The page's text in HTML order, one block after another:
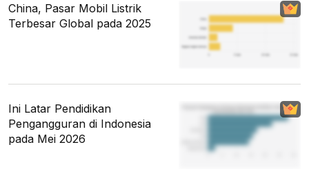
China, Pasar Mobil Listrik
Terbesar Global pada 2025
Ini Latar Pendidikan
Pengangguran di Indonesia
pada Mei 2026